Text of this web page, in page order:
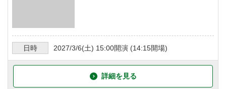
日時 2027/3/6(土) 15:00開演 (14:15開場)
詳細を見る